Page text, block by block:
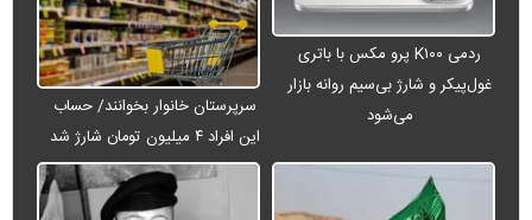
ردمی K۱۰۰ پرو مکس با باتری
غول‌پیکر و شارژ بی‌سیم روانه بازار
می‌شود
سرپرستان خانوار بخوانند/ حساب
این افراد ۴ میلیون تومان شارژ شد